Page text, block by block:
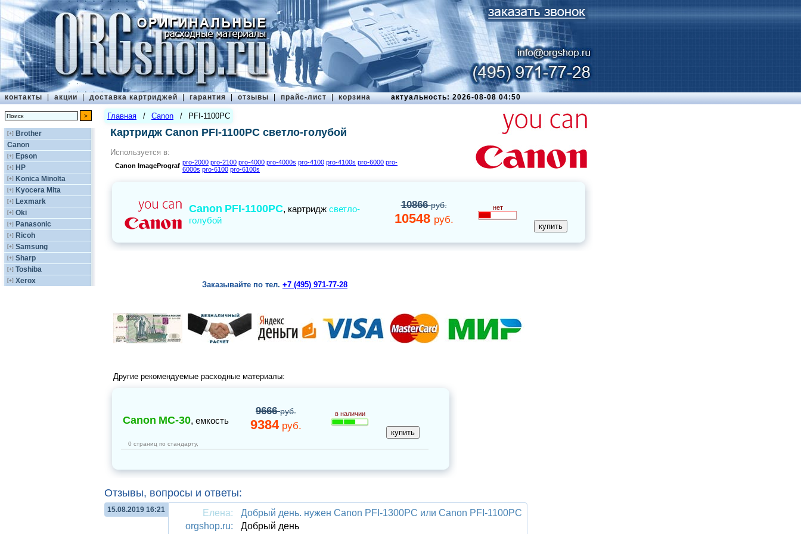
контакты | акции | доставка картриджей | гарантия | отзывы | прайс-лист | корзина актуальность: 2026-08-08 04:50
[+] Brother
Canon
[+] Epson
[+] HP
[+] Konica Minolta
[+] Kyocera Mita
[+] Lexmark
[+] Oki
[+] Panasonic
[+] Ricoh
[+] Samsung
[+] Sharp
[+] Toshiba
[+] Xerox
Главная / Canon / PFI-1100PC
Картридж Canon PFI-1100PC светло-голубой
Используется в:
Canon ImagePrograf pro-2000 pro-2100 pro-4000 pro-4000s pro-4100 pro-4100s pro-6000 pro-
6000s pro-6100 pro-6100s
Canon PFI-1100PC, картридж светло-
голубой
10866руб.
10548 руб.
нет
Заказывайте по тел. +7 (495) 971-77-28
Другие рекомендуемые расходные материалы:
Canon MC-30, емкость
9666руб.
9384руб.
в наличии
0 страниц по стандарту,
Отзывы, вопросы и ответы:
15.08.2019 16:21 Елена:
Добрый день. нужен Canon PFI-1300PC или Canon PFI-1100PC
orgshop.ru:
Добрый день